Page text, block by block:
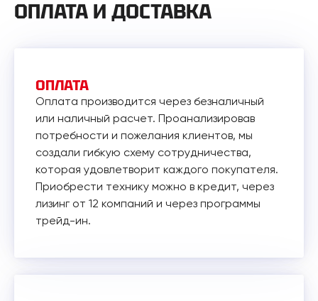
ОПЛАТА И ДОСТАВКА
ОПЛАТА
Оплата производится через безналичный
или наличный расчет. Проанализировав
потребности и пожелания клиентов, мы
создали гибкую схему сотрудничества,
которая удовлетворит каждого покупателя.
Приобрести технику можно в кредит, через
лизинг от 12 компаний и через программы
трейд-ин.